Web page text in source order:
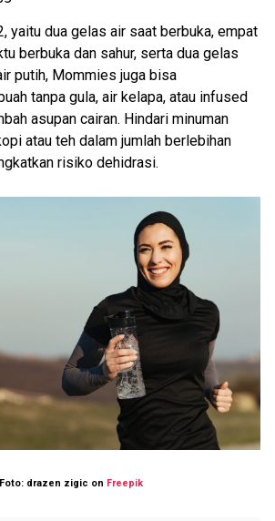
yaitu dua gelas air saat berbuka, empat
berbuka dan sahur, serta dua gelas
putih, Mommies juga bisa
tanpa gula, air kelapa, atau infused
asupan cairan. Hindari minuman
atau teh dalam jumlah berlebihan
risiko dehidrasi.
Foto: drazen zigic on Freepik